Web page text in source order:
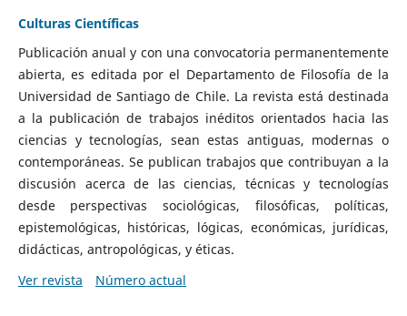
Culturas Científicas
Publicación anual y con una convocatoria permanentemente
abierta, es editada por el Departamento de Filosofía de la
Universidad de Santiago de Chile. La revista está destinada
a la publicación de trabajos inéditos orientados hacia las
ciencias y tecnologías, sean estas antiguas, modernas o
contemporáneas. Se publican trabajos que contribuyan a la
discusión acerca de las ciencias, técnicas y tecnologías
desde perspectivas sociológicas, filosóficas, políticas,
epistemológicas, históricas, lógicas, económicas, jurídicas,
didácticas, antropológicas, y éticas.
Ver revista
Número actual